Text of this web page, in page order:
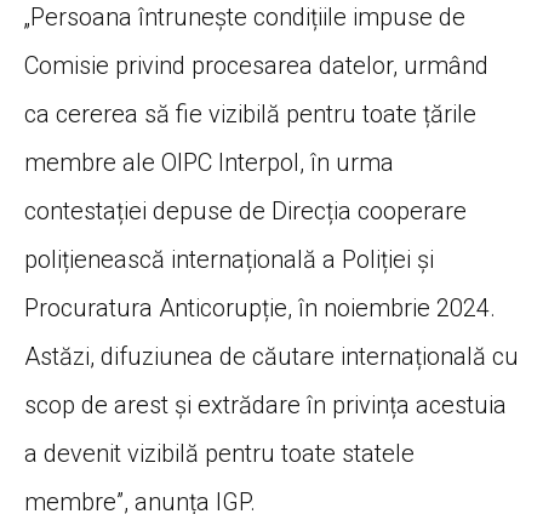
„Persoana întrunește condițiile impuse de
Comisie privind procesarea datelor, urmând
ca cererea să fie vizibilă pentru toate țările
membre ale OIPC Interpol, în urma
contestației depuse de Direcția cooperare
polițienească internațională a Poliției și
Procuratura Anticorupție, în noiembrie 2024.
Astăzi, difuziunea de căutare internațională cu
scop de arest și extrădare în privința acestuia
a devenit vizibilă pentru toate statele
membre”, anunța IGP.